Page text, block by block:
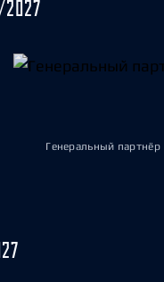
Генеральный партнёр